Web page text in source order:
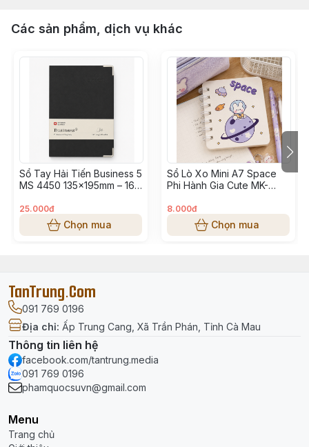
Chất liệu: Giấy màu phủ keo dán, có thể gỡ và dán lại
Trung Quốc (Shanghai M&G Stationery Inc.)
Indexing Tab:Dùng để phân trang, đánh dấu tài liệu,
Highlighting:Làm nổi bật thông tin quan trọng.
Marking:
Repositionable:Có thể tháo ra dán lại nhiều lần mà
⭐ Ưu điểm nổi bật
Màu sắc tươi sáng, dễ nhận diện.
Keo dính vừa đủ, không để lại vết trên giấy.
Kích thước nhỏ gọn, tiện bỏ trong hộp bút hoặc cặp
sách.
Phù hợp cho học sinh, sinh viên, nhân viên văn phòng.
Các sản phẩm, dịch vụ khác
Sổ Tay Hải Tiến Business 5
MS 4450 135x195mm – 160
Trọng, Ghi Chép Tiện Lợi
25.000đ
Chọn mua
Sổ Lò Xo Mini A7 Space
Phi Hành Gia Cute MK-
Thương Cho Học Sinh,
Sinh Viên
8.000đ
Chọn mua
TanTrung.Com
091 769 0196
Địa chỉ: Ấp Trung Cang, Xã Trần Phán, Tỉnh Cà Mau
Thông tin liên hệ
facebook.com/tantrung.media
091 769 0196
phamquocsuvn@gmail.com
Menu
Trang chủ